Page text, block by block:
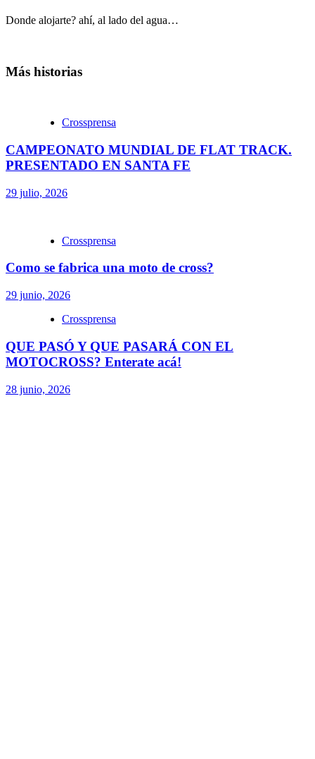
Donde alojarte? ahí, al lado del agua…
Más historias
Crossprensa
CAMPEONATO MUNDIAL DE FLAT TRACK.
PRESENTADO EN SANTA FE
29 julio, 2026
Crossprensa
Como se fabrica una moto de cross?
29 junio, 2026
Crossprensa
QUE PASÓ Y QUE PASARÁ CON EL
MOTOCROSS? Enterate acá!
28 junio, 2026